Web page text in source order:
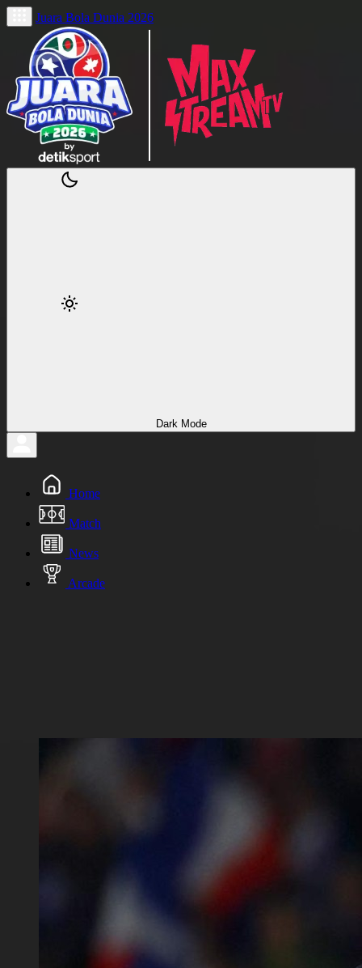
Juara Bola Dunia 2026
Dark Mode
Home
Match
News
Arcade